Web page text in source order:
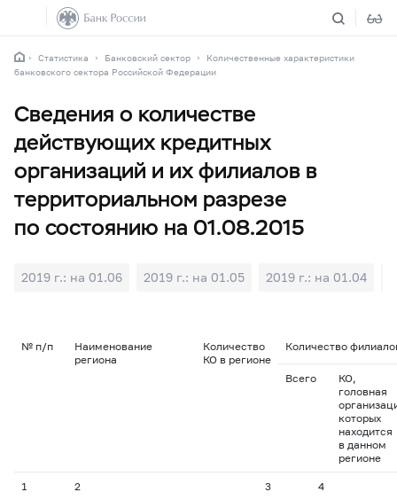
Статистика Банковский сектор
Количественные характеристики
банковского сектора Российской Федерации
Сведения о количестве
действующих кредитных
организаций и их филиалов в
территориальном разрезе
по состоянию на 01.08.2015
2019 г.: на 01.06 2019 г.: на 01.05 2019 г.: на 01.04
№ п/п
Наименование
региона
Количество
КО в регионе
Количество
Всего
КО,
головная
которых
находится
в данном
регионе
1 2 3 4